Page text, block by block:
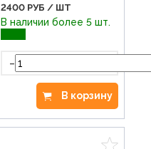
2400 РУБ / ШТ
В наличии более 5 шт.
-
В корзину